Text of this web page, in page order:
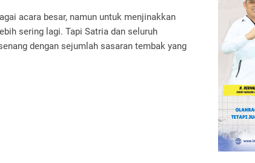
acara besar, namun untuk menjinakkan
sering lagi. Tapi Satria dan seluruh
dengan sejumlah sasaran tembak yang